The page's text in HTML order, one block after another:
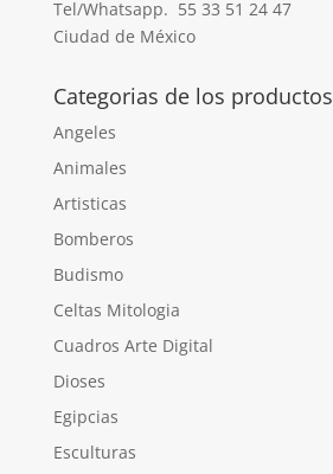
Tel/Whatsapp. 55 33 51 24 47
Ciudad de México
Categorias de los productos
Angeles
Animales
Artisticas
Bomberos
Budismo
Celtas Mitologia
Cuadros Arte Digital
Dioses
Egipcias
Esculturas